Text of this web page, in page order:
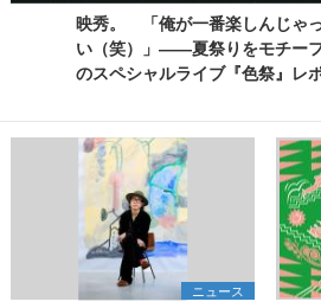
映秀。 「俺が一番楽しんじゃ
い（笑）」――夏祭りをモチー
のスペシャルライブ『色祭』レ
ニュース